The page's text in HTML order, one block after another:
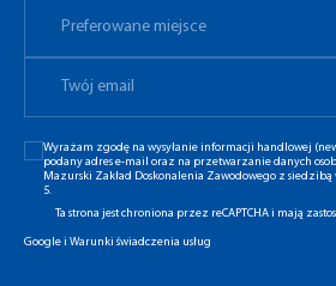
Preferowane miejsce
Wyrażam zgodę na wysyłanie informacji handlowej
podany adres e-mail oraz na przetwarzanie danych
Mazurski Zakład Doskonalenia Zawodowego z
5.
Ta strona jest chroniona przez reCAPTCHA i mają
Googlei Warunki świadczenia usług